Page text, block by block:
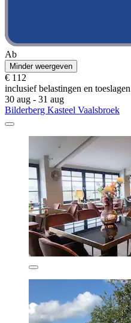
Ab
Minder weergeven
€ 112
inclusief belastingen en toeslagen
30 aug - 31 aug
Bilderberg Kasteel Vaalsbroek